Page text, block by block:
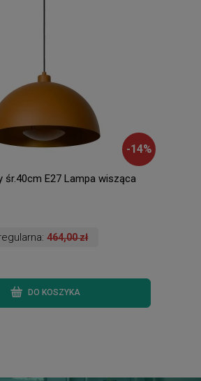
-14%
śr.40cm E27 Lampa wisząca
464,00 zł
DO KOSZYKA